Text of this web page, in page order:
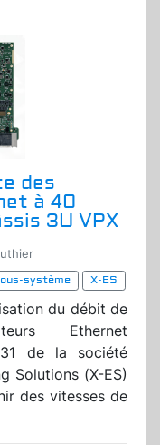
des
à 40
3U VPX
système
X-ES
du débit de
Ethernet
de la société
Solutions (X-ES)
des vitesses de